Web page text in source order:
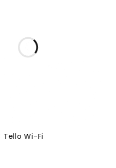
Tello Wi-Fi